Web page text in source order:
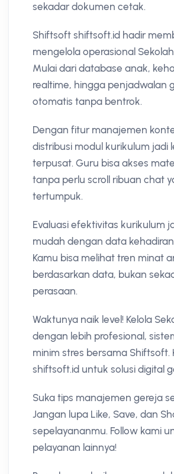
sekadar dokumen cetak.
Shiftsoft shiftsoft.id hadir
mengelola operasional
Mulai dari database anak,
realtime, hingga penjadwalan
otomatis tanpa bentrok.
Dengan fitur manajemen
distribusi modul kurikulum jadi
terpusat. Guru bisa akses
tanpa perlu scroll ribuan chat
tertumpuk.
Evaluasi efektivitas kurikulum
mudah dengan data
Kamu bisa melihat tren minat
berdasarkan data, bukan
perasaan.
Waktunya naik level! Kelola
dengan lebih profesional,
minim stres bersama Shiftsoft.
shiftsoft.id untuk solusi digital
Suka tips manajemen gereja
Jangan lupa Like, Save, dan
sepelayananmu. Follow kami
pelayanan lainnya!